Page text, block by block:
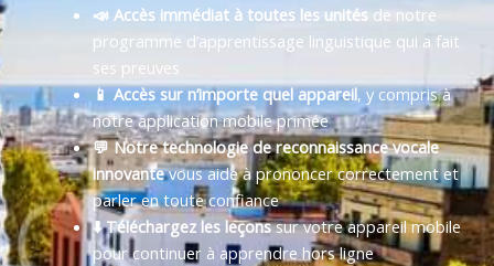
📣 Accès immédiat à toutes les unitésde notre
programme d’apprentissage linguistique qui a fait
ses preuves
📱 Accès sur n’importe quel appareil, y compris à
notre application mobile primée
💬 Notre technologie de reconnaissance vocale
innovantevous aide à prononcer correctement et
parler en toute confiance
⬇️ Téléchargez les leçonssur votre appareil mobile
pour continuer à apprendre hors ligne